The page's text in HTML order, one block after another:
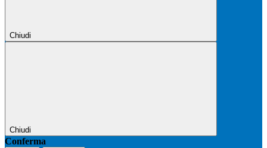
Chiudi
Chiudi
Conferma